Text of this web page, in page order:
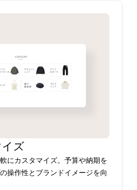
ズ
にカスタマイズ。予算や納期を
操作性とブランドイメージを向